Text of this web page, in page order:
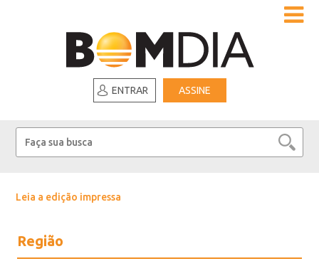
ENTRAR ASSINE
Leia a edição impressa
Região